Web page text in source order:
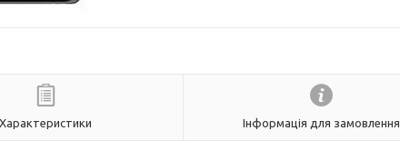
Характеристики Інформація для замовлення